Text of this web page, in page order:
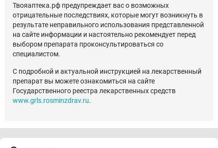
Твояаптека.рф предупреждает вас о возможных
отрицательные последствиях, которые могут возникнуть в
результате неправильного использования представленной
на сайте информации и настоятельно рекомендует перед
выбором препарата проконсультироваться со
специалистом.
С подробной и актуальной инструкцией на лекарственный
препарат вы можете ознакомиться на сайте
Государственного реестра лекарственных средств
www.grls.rosminzdrav.ru.